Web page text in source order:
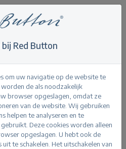
usedRed Button
om uw navigatie op de website te
de als noodzakelijk
browser opgeslagen, omdat ze
van de website. Wij gebruiken
helpen te analyseren en te
Deze cookies worden alleen
opgeslagen. U hebt ook de
te schakelen. Het uitschakelen van